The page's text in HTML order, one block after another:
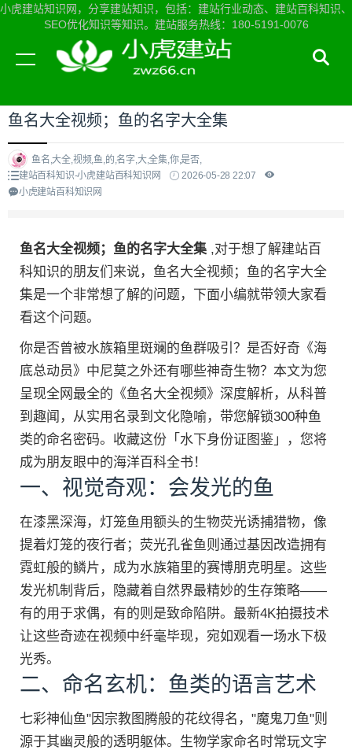
小虎建站知识网，分享建站知识，包括：建站行业动态、建站百科知识、
SEO优化知识等知识。建站服务热线：180-5191-0076
当前位置：小虎建站知识网首页>建站百科知识
鱼名大全视频；鱼的名字大全集
鱼名,大全,视频,鱼,的,名字,大,全集,你,是否,
建站百科知识-小虎建站百科知识网
2026-05-28 22:07
小虎建站百科知识网
鱼名大全视频；鱼的名字大全集 ,对于想了解建站百
科知识的朋友们来说，鱼名大全视频；鱼的名字大全
集是一个非常想了解的问题，下面小编就带领大家看
看这个问题。
你是否曾被水族箱里斑斓的鱼群吸引？是否好奇《海
底总动员》中尼莫之外还有哪些神奇生物？本文为您
呈现全网最全的《鱼名大全视频》深度解析，从科普
到趣闻，从实用名录到文化隐喻，带您解锁300种鱼
类的命名密码。收藏这份「水下身份证图鉴」，您将
成为朋友眼中的海洋百科全书！
一、视觉奇观：会发光的鱼
在漆黑深海，灯笼鱼用额头的生物荧光诱捕猎物，像
提着灯笼的夜行者；荧光孔雀鱼则通过基因改造拥有
霓虹般的鳞片，成为水族箱里的赛博朋克明星。这些
发光机制背后，隐藏着自然界最精妙的生存策略——
有的用于求偶，有的则是致命陷阱。最新4K拍摄技术
让这些奇迹在视频中纤毫毕现，宛如观看一场水下极
光秀。
二、命名玄机：鱼类的语言艺术
七彩神仙鱼"因宗教图腾般的花纹得名，"魔鬼刀鱼"则
源于其幽灵般的透明躯体。生物学家命名时常玩文字